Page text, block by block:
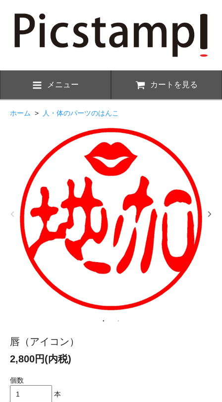
メニュー カートを見る
ホーム > 人・体のパーツのはんこ
唇（アイコン）
2,800円(内税)
個数
本